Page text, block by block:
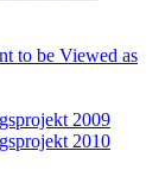
to be Viewed as
2009
2010